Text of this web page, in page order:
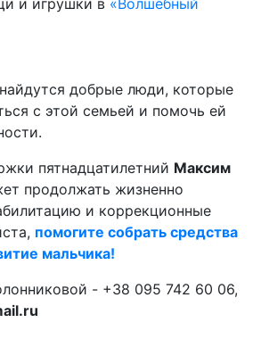
и игрушки в «Волшебный
добрые люди, которые
с этой семьей и помочь ей
пятнадцатилетний Максим
продолжать жизненно
и коррекционные
помогите собрать средства
мальчика!
- +38 095 742 60 06,